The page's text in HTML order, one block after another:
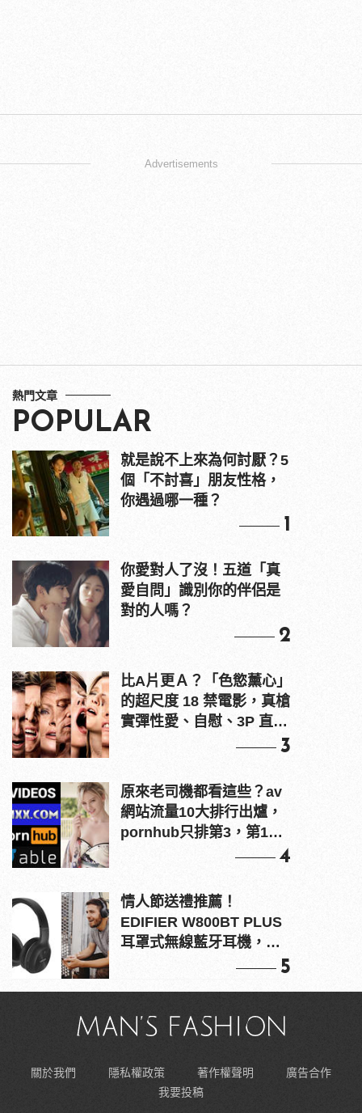
Advertisements
熱門文章
POPULAR
就是說不上來為何討厭？5
個「不討喜」朋友性格，
你遇過哪一種？
1
你愛對人了沒！五道「真
愛自問」識別你的伴侶是
對的人嗎？
2
比A片更Ａ？「色慾薰心」
的超尺度 18 禁電影，真槍
實彈性愛、自慰、3P 直接
3
原來老司機都看這些？av
網站流量10大排行出爐，
pornhub只排第3，第1名
4
情人節送禮推薦！
EDIFIER W800BT PLUS
耳罩式無線藍牙耳機，在
5
關於我們 隱私權政策 著作權聲明
廣告合作
我要投稿